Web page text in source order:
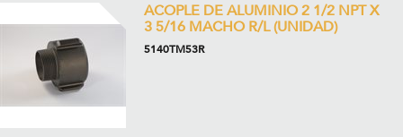
ACOPLE DE ALUMINIO 2 1/2 NPT X
3 5/16 MACHO R/L (UNIDAD)
5140TM53R